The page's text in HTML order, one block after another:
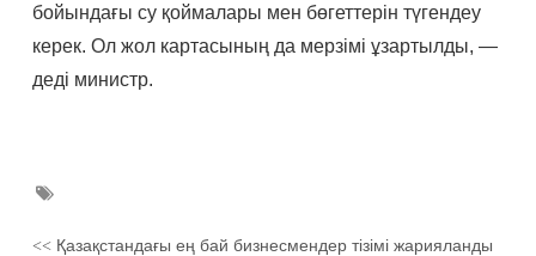
бойындағы су қоймалары мен бөгеттерін түгендеу
керек. Ол жол картасының да мерзімі ұзартылды, —
деді министр.
<<Қазақстандағы ең бай бизнесмендер тізімі жарияланды